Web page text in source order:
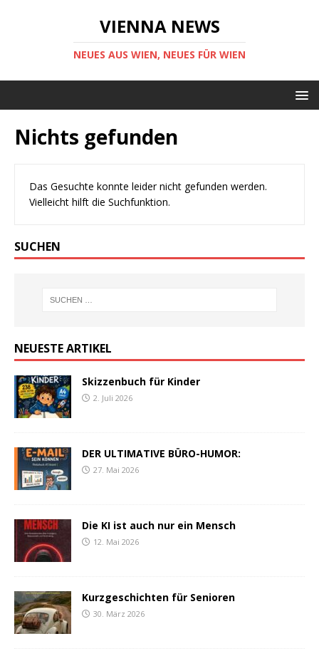
VIENNA NEWS
NEUES AUS WIEN, NEUES FÜR WIEN
Nichts gefunden
Das Gesuchte konnte leider nicht gefunden werden.
Vielleicht hilft die Suchfunktion.
SUCHEN
NEUESTE ARTIKEL
Skizzenbuch für Kinder
2. Juli 2026
DER ULTIMATIVE BÜRO-HUMOR:
27. Mai 2026
Die KI ist auch nur ein Mensch
12. Mai 2026
Kurzgeschichten für Senioren
30. März 2026